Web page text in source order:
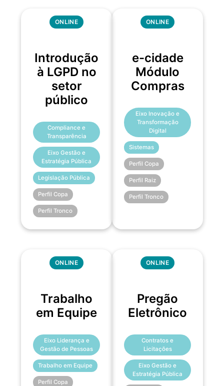
ONLINE
Introdução
à LGPD no
setor
público
Compliance e
Transparência
Eixo Gestão e
Estratégia Pública
Legislação Pública
Perfil Copa
Perfil Tronco
ONLINE
e-cidade
Módulo
Compras
Eixo Inovação e
Transformação
Digital
Sistemas
Perfil Copa
Perfil Raiz
Perfil Tronco
ONLINE
Trabalho
em Equipe
Eixo Liderança e
Gestão de Pessoas
Trabalho em Equipe
Perfil Copa
ONLINE
Pregão
Eletrônico
Contratos e
Licitações
Eixo Gestão e
Estratégia Pública